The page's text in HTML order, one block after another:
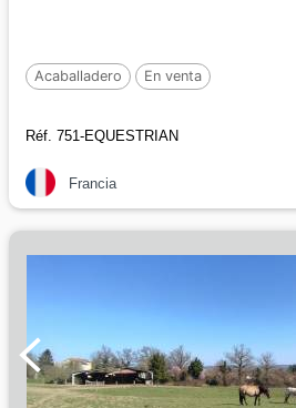
Acaballadero En venta
Réf. 751-EQUESTRIAN
Francia